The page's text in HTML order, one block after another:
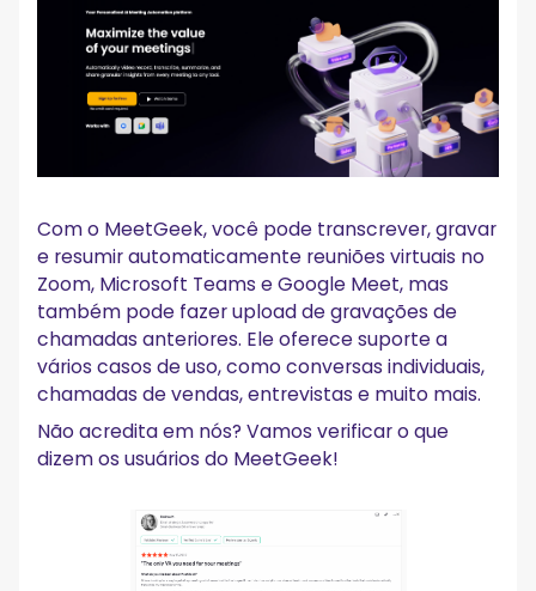
Com o MeetGeek, você pode transcrever, gravar
e resumir automaticamente reuniões virtuais no
Zoom, Microsoft Teams e Google Meet, mas
também pode fazer upload de gravações de
chamadas anteriores. Ele oferece suporte a
vários casos de uso, como conversas individuais,
chamadas de vendas, entrevistas e muito mais.
Não acredita em nós? Vamos verificar o que
dizem os usuários do MeetGeek!